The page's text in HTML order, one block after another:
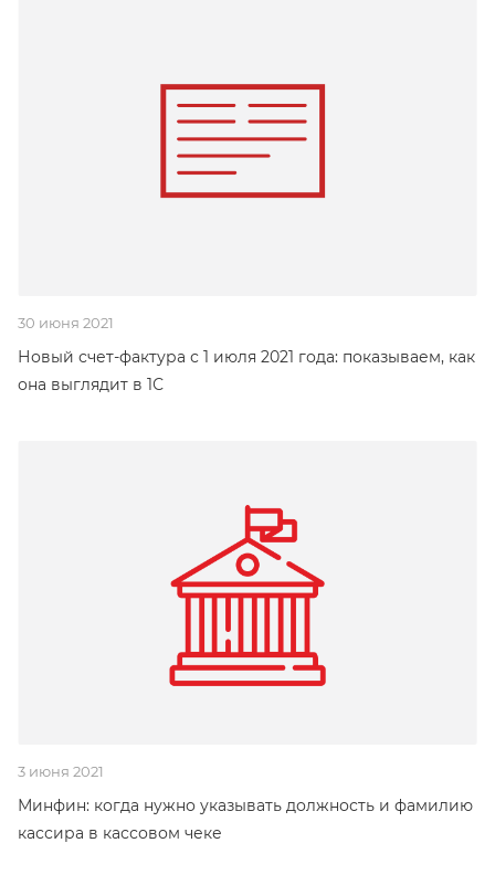
30 июня 2021
Новый счет-фактура с 1 июля 2021 года: показываем, как
она выглядит в 1С
3 июня 2021
Минфин: когда нужно указывать должность и фамилию
кассира в кассовом чеке